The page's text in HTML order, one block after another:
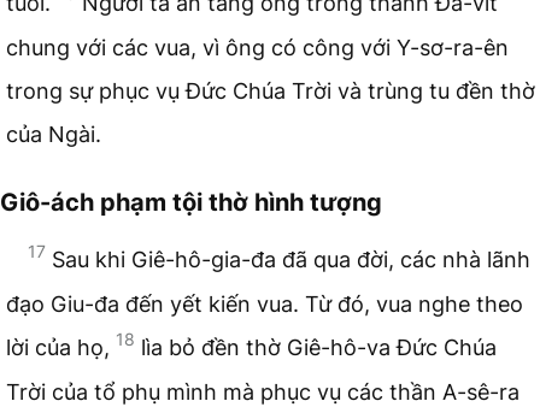
chung với các vua, vì ông có công với Y-sơ-ra-ên
trong sự phục vụ Đức Chúa Trời và trùng tu đền thờ
của Ngài.
Giô-ách phạm tội thờ hình tượng
17 Sau khi Giê-hô-gia-đa đã qua đời, các nhà lãnh
đạo Giu-đa đến yết kiến vua. Từ đó, vua nghe theo
lời của họ, 18 lìa bỏ đền thờ Giê-hô-va Đức Chúa
Trời của tổ phụ mình mà phục vụ các thần A-sê-ra